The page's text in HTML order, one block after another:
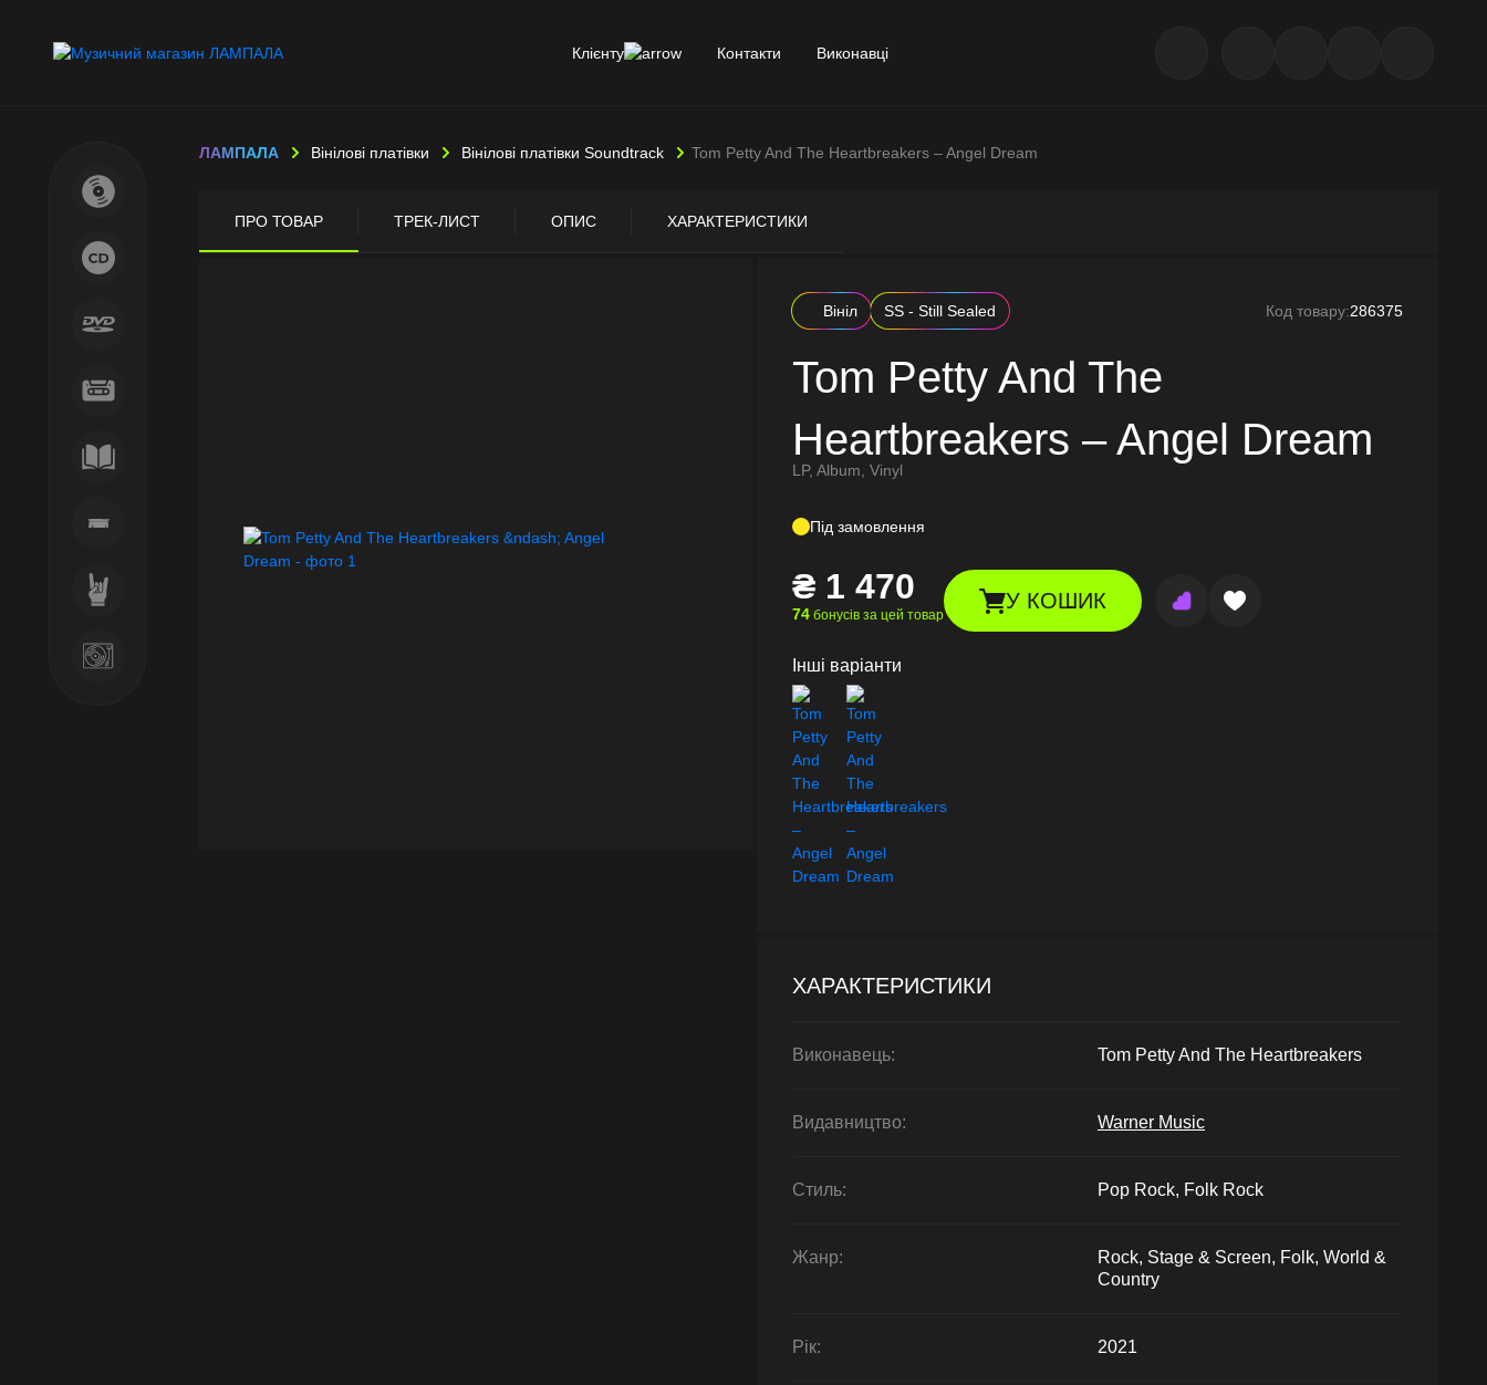
Клієнту Контакти Виконавці
ЛАМПАЛА Вінілові платівки Вінілові платівки Soundtrack Tom Petty And The Heartbreakers – Angel Dream
ПРО ТОВАР ТРЕК-ЛИСТ ОПИС ХАРАКТЕРИСТИКИ
Вініл SS - Still Sealed Код товару:286375
Tom Petty And The
Heartbreakers – Angel Dream
LP, Album, Vinyl
Під замовлення
₴ 1 470
74 бонусів за цей товар
У КОШИК
Інші варіанти
ХАРАКТЕРИСТИКИ
Виконавець: Tom Petty And The Heartbreakers
Видавництво: Warner Music
Стиль: Pop Rock, Folk Rock
Жанр:
Rock, Stage & Screen, Folk, World &
Country
Рік: 2021